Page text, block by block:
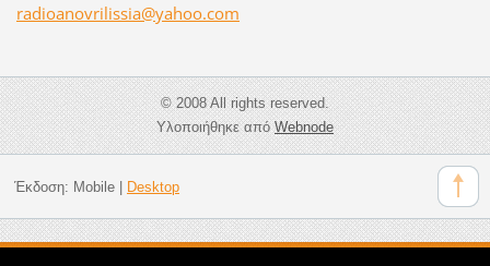
radioanovrilissia@yahoo.com
© 2008 All rights reserved.
Υλοποιήθηκε απόWebnode
Έκδοση: Mobile| Desktop